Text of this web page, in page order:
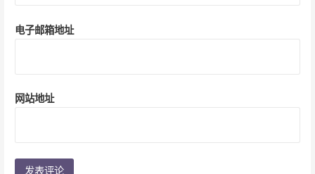
电子邮箱地址
网站地址